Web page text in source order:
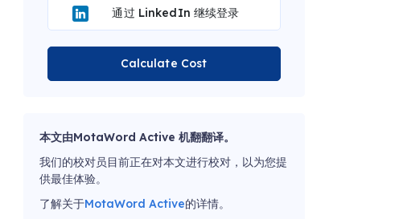
通过 LinkedIn 继续登录
Calculate Cost
本文由MotaWord Active 机翻翻译。
我们的校对员目前正在对本文进行校对，以为您提
供最佳体验。
了解关于MotaWord Active的详情。